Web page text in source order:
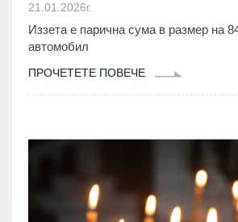
21.01.2026г.
Иззета е парична сума в размер на
автомобил
ПРОЧЕТЕТЕ ПОВЕЧЕ